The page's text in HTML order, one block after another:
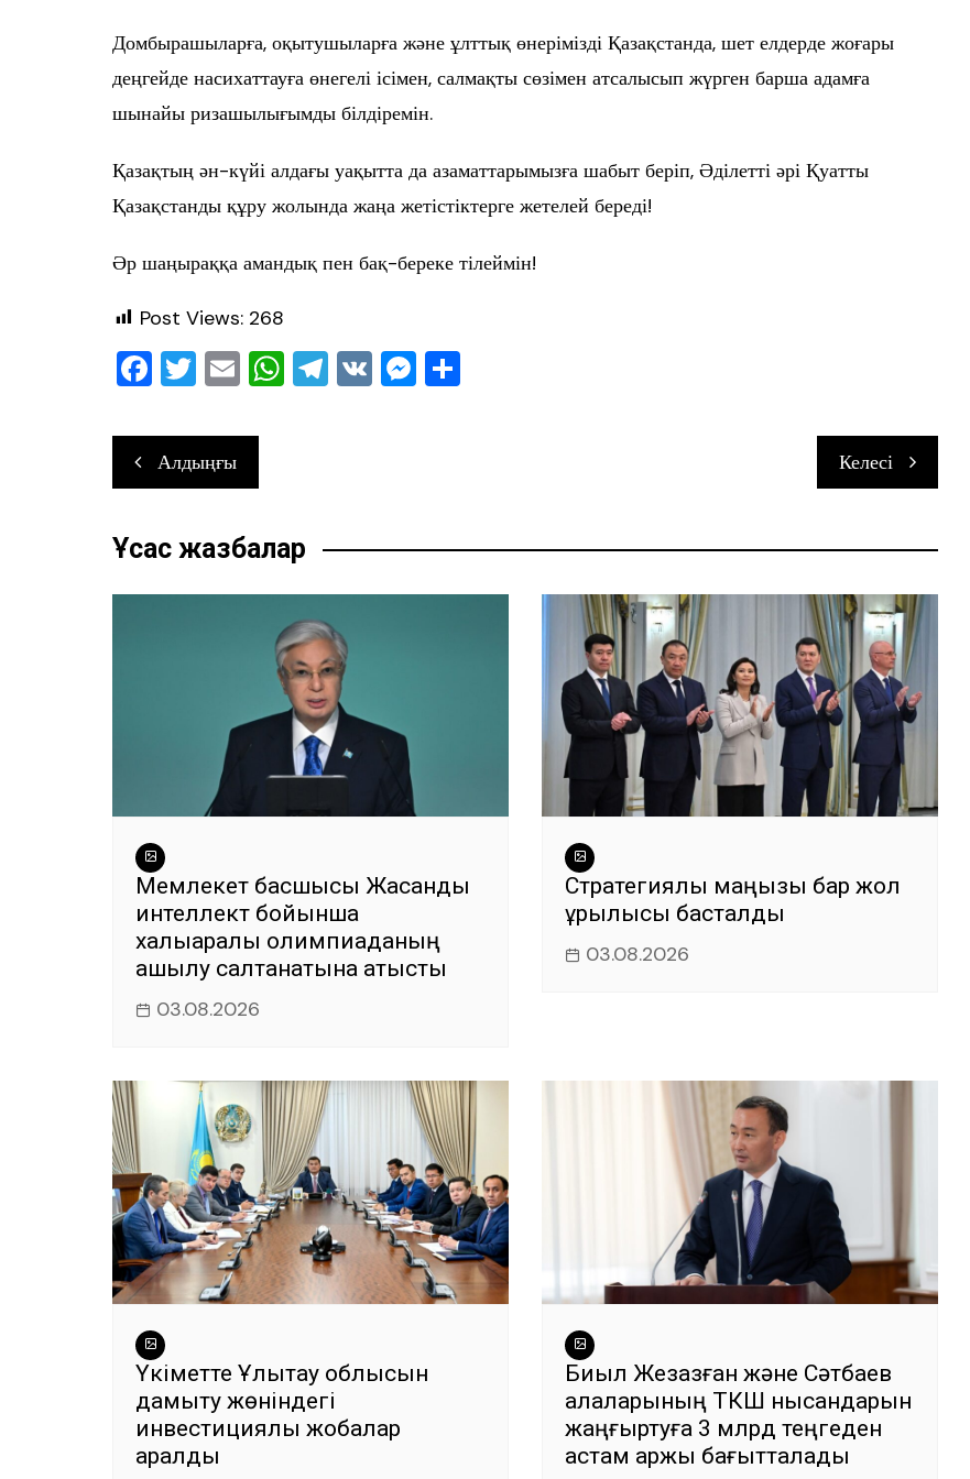
Домбырашыларға, оқытушыларға және ұлттық өнерімізді Қазақстанда, шет елдерде жоғары
деңгейде насихаттауға өнегелі ісімен, салмақты сөзімен атсалысып жүрген барша адамға
шынайы ризашылығымды білдіремін.
Қазақтың ән-күйі алдағы уақытта да азаматтарымызға шабыт беріп, Әділетті әрі Қуатты
Қазақстанды құру жолында жаңа жетістіктерге жетелей береді!
Әр шаңыраққа амандық пен бақ-береке тілеймін!
Post Views: 268
F
c
e
o
T
tt
er
E
ai
W
p
p
T
m
V M
g
Навигация
по
записям
Алдыңғы Келесі
Ұқсас жазбалар
Мемлекет басшысы Жасанды
интеллект бойынша
халықаралық олимпиаданың
ашылу салтанатына қатысты
03.08.2026
Стратегиялық маңызы бар жол
құрылысы басталды
03.08.2026
Үкіметте Ұлытау облысын
дамыту жөніндегі
инвестициялық жобалар
қаралды
Биыл Жезқазған және Сәтбаев
қалаларының ТКШ нысандарын
жаңғыртуға 3 млрд теңгеден
астам қаржы бағытталады